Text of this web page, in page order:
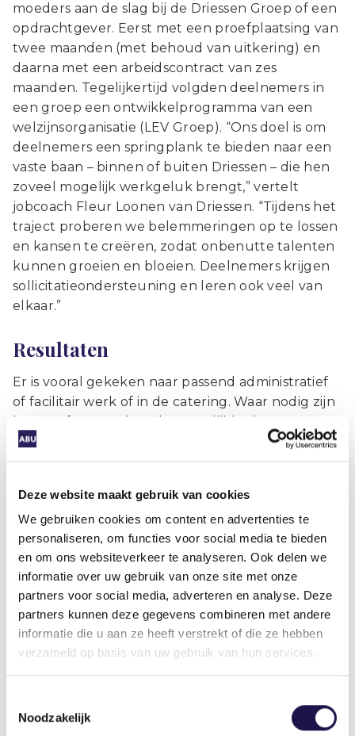
Deze website maakt gebruik van cookies
We gebruiken cookies om content en advertenties te
personaliseren, om functies voor social media te bieden
en om ons websiteverkeer te analyseren. Ook delen we
informatie over uw gebruik van onze site met onze
partners voor social media, adverteren en analyse. Deze
partners kunnen deze gegevens combineren met andere
informatie die u aan ze heeft verstrekt of die ze hebben
verzameld op basis van uw gebruik van hun services.
Noodzakelijk
moeders aan de slag bij de Driessen Groep of een
opdrachtgever. Eerst met een proefplaatsing van
twee maanden (met behoud van uitkering) en
daarna met een arbeidscontract van zes
maanden. Tegelijkertijd volgden deelnemers in
een groep een ontwikkelprogramma van een
welzijnsorganisatie (LEV Groep). “Ons doel is om
deelnemers een springplank te bieden naar een
vaste baan – binnen of buiten Driessen – die hen
zoveel mogelijk werkgeluk brengt,” vertelt
jobcoach Fleur Loonen van Driessen. “Tijdens het
traject proberen we belemmeringen op te lossen
en kansen te creëren, zodat onbenutte talenten
kunnen groeien en bloeien. Deelnemers krijgen
sollicitatieondersteuning en leren ook veel van
elkaar.”
Resultaten
Er is vooral gekeken naar passend administratief
of facilitair werk of in de catering. Waar nodig zijn
banen afgestemd op de mogelijkheden van
deelnemers. Bijvoorbeeld de werktijden, maar
intern heeft Driessen het takenpakket voor
goed aansluit. Bijvoorbeeld met meer
ondersteunende administratieve taken.
Na acht maanden hebben vier van de zes
deelnemers een nieuw arbeidscontract
gekregen. Twee bij Driessen en twee bij
opdrachtgevers. Loonen: “Wij hebben er twee
geweldige collega’s aan overgehouden en de
andere vier ook waardevolle ontwikkelkansen
kunnen bieden.” De lessen worden benut voor
een grotere groep deelnemers die eind 2023
van banen bij werkgevers in de regio om nog